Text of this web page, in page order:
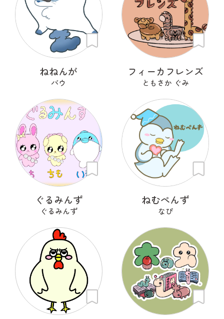
ねねんが
バウ
フィーカフレンズ
ともさか ぐみ
ぐるみんず
ぐるみんず
ねむぺんず
なぴ